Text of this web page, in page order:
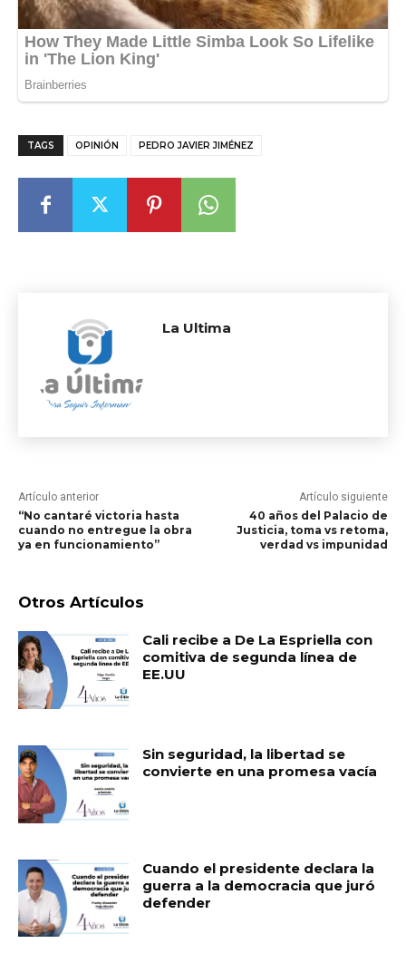
TAGS OPINIÓN PEDRO JAVIER JIMÉNEZ
La Ultima
Artículo anterior
“No cantaré victoria hasta
cuando no entregue la obra
ya en funcionamiento”
Artículo siguiente
40 años del Palacio de
Justicia, toma vs retoma,
verdad vs impunidad
Otros Artículos
Cali recibe a De La Espriella con
comitiva de segunda línea de
EE.UU
Sin seguridad, la libertad se
convierte en una promesa vacía
Cuando el presidente declara la
guerra a la democracia que juró
defender